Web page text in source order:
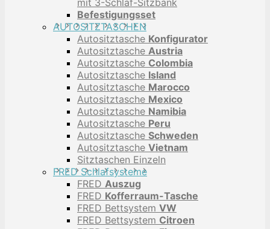
mit 3-Schlaf-Sitzbank
Befestigungsset
AUTOSITZTASCHEN
Autositztasche Konfigurator
Autositztasche Austria
Autositztasche Colombia
Autositztasche Island
Autositztasche Marocco
Autositztasche Mexico
Autositztasche Namibia
Autositztasche Peru
Autositztasche Schweden
Autositztasche Vietnam
Sitztaschen Einzeln
FRED Schlafsysteme
FRED Auszug
FRED Kofferraum-Tasche
FRED Bettsystem VW
FRED Bettsystem Citroen